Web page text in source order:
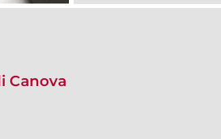
Canova